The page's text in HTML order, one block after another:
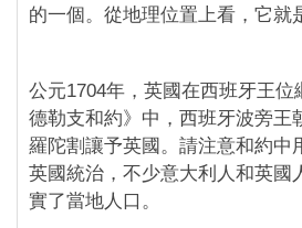
的一個。從地理位置上看，它就
公元1704年，英國在西班牙王
德勒支和約》中，西班牙波旁王
羅陀割讓予英國。請注意和約中
英國統治，不少意大利人和英國
實了當地人口。